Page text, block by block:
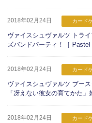
2018年02月24日 カード
ヴァイスシュヴァルツ トラ
ズバンドパーティ！［
2018年02月24日 カード
ヴァイスシュヴァルツ ブー
「冴えない彼女の育てかた」
2018年02月24日 カード